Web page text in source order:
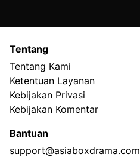
Tentang
Tentang Kami
Ketentuan Layanan
Kebijakan Privasi
Kebijakan Komentar
Bantuan
support@asiaboxdrama.com